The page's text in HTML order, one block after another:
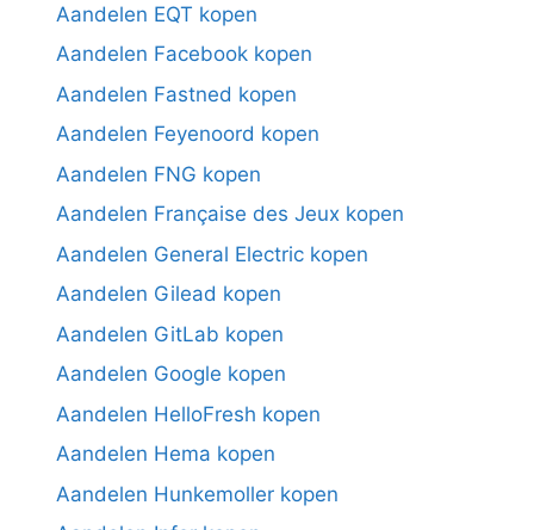
Aandelen EQT kopen
Aandelen Facebook kopen
Aandelen Fastned kopen
Aandelen Feyenoord kopen
Aandelen FNG kopen
Aandelen Française des Jeux kopen
Aandelen General Electric kopen
Aandelen Gilead kopen
Aandelen GitLab kopen
Aandelen Google kopen
Aandelen HelloFresh kopen
Aandelen Hema kopen
Aandelen Hunkemoller kopen